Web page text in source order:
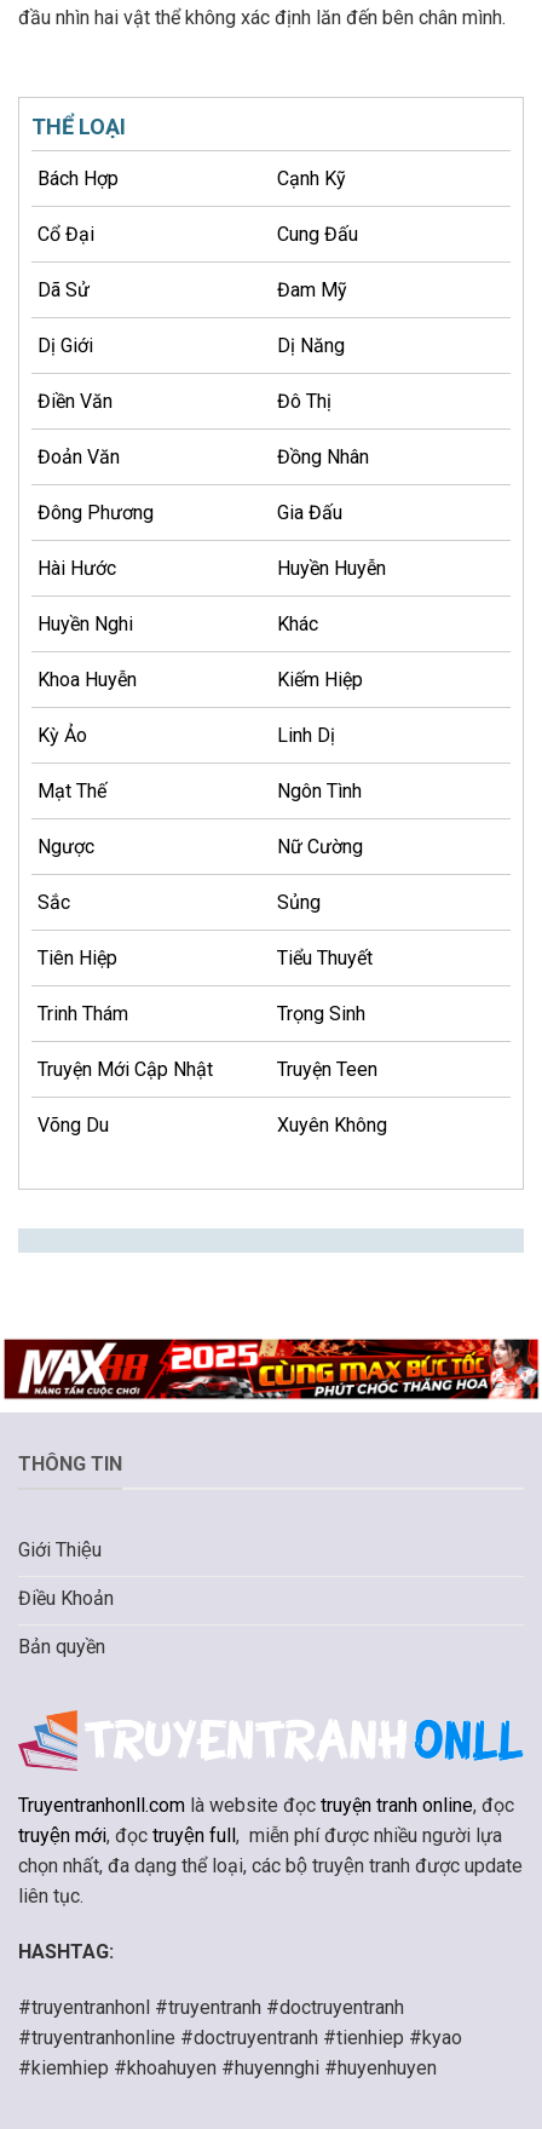
đầu nhìn hai vật thể không xác định lăn đến bên chân mình.
THỂ LOẠI
Bách Hợp Cạnh Kỹ
Cổ Đại Cung Đấu
Dã Sử Đam Mỹ
Dị Giới Dị Năng
Điền Văn Đô Thị
Đoản Văn Đồng Nhân
Đông Phương Gia Đấu
Hài Hước Huyền Huyễn
Huyền Nghi Khác
Khoa Huyễn Kiếm Hiệp
Kỳ Ảo Linh Dị
Mạt Thế Ngôn Tình
Ngược Nữ Cường
Sắc Sủng
Tiên Hiệp Tiểu Thuyết
Trinh Thám Trọng Sinh
Truyện Mới Cập Nhật Truyện Teen
Võng Du Xuyên Không
THÔNG TIN
Giới Thiệu
Điều Khoản
Bản quyền
Truyentranhonll.com là website đọc truyện tranh online, đọc
truyện mới, đọc truyện full , miễn phí được nhiều người lựa
chọn nhất, đa dạng thể loại, các bộ truyện tranh được update
liên tục.
HASHTAG:
#truyentranhonl #truyentranh #doctruyentranh
#truyentranhonline #doctruyentranh #tienhiep #kyao
#kiemhiep #khoahuyen #huyennghi #huyenhuyen